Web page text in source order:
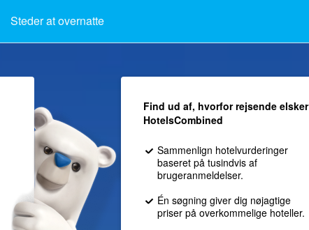
Steder at overnatte
Find ud af, hvorfor rejsende elsker
HotelsCombined
Sammenlign hotelvurderinger
baseret på tusindvis af
brugeranmeldelser.
Én søgning giver dig nøjagtige
priser på overkommelige hoteller.